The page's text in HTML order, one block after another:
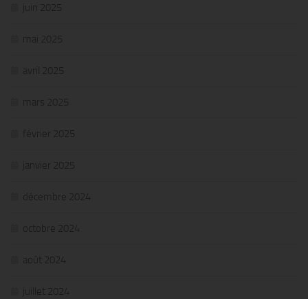
juin 2025
mai 2025
avril 2025
mars 2025
février 2025
janvier 2025
décembre 2024
octobre 2024
août 2024
juillet 2024